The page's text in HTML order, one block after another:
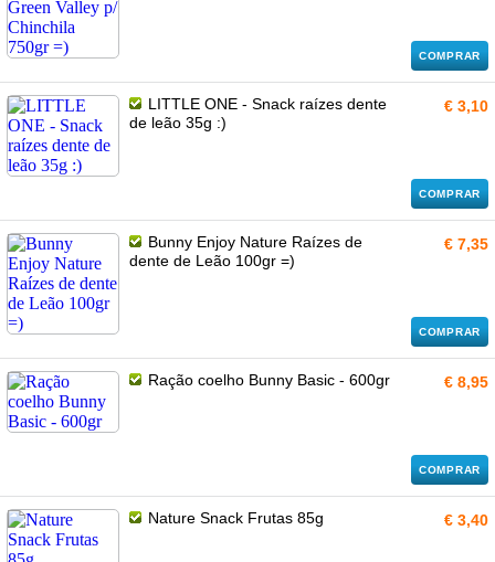
COMPRAR
LITTLE ONE - Snack raízes dente
de leão 35g :)
€ 3,10
COMPRAR
Bunny Enjoy Nature Raízes de
dente de Leão 100gr =)
€ 7,35
COMPRAR
Ração coelho Bunny Basic - 600gr € 8,95
COMPRAR
Nature Snack Frutas 85g € 3,40